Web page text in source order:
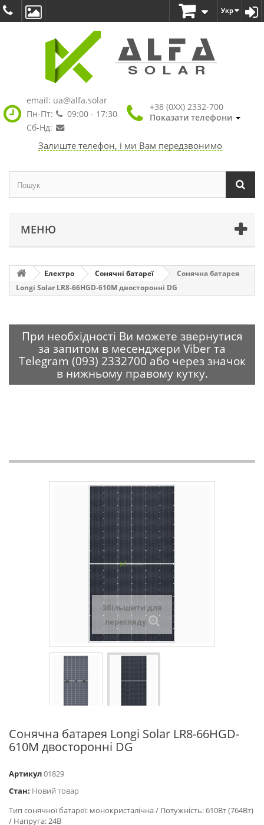
Укр
email: ua@alfa.solar
Пн-Пт:
09:00 - 17:30
Сб-Нд:
+38 (0XX) 2332-700
Показати телефони
Залиште телефон, і ми Вам передзвонимо
МЕНЮ
Електро Сонячні батареї
Сонячна батарея
Longi Solar LR8-66HGD-610M двосторонні DG
При необхідності Ви можете звернутися
за запитом в месенджери Viber та
Telegram (093) 2332700 або через значок
в нижньому правому кутку.
Збільшити для
перегляду
Сонячна батарея Longi Solar LR8-66HGD-
610M двосторонні DG
Артикул01829
Стан: Новий товар
Тип сонячної батареї: монокристалічна / Потужність: 610Вт (764Вт)
/ Напруга: 24В